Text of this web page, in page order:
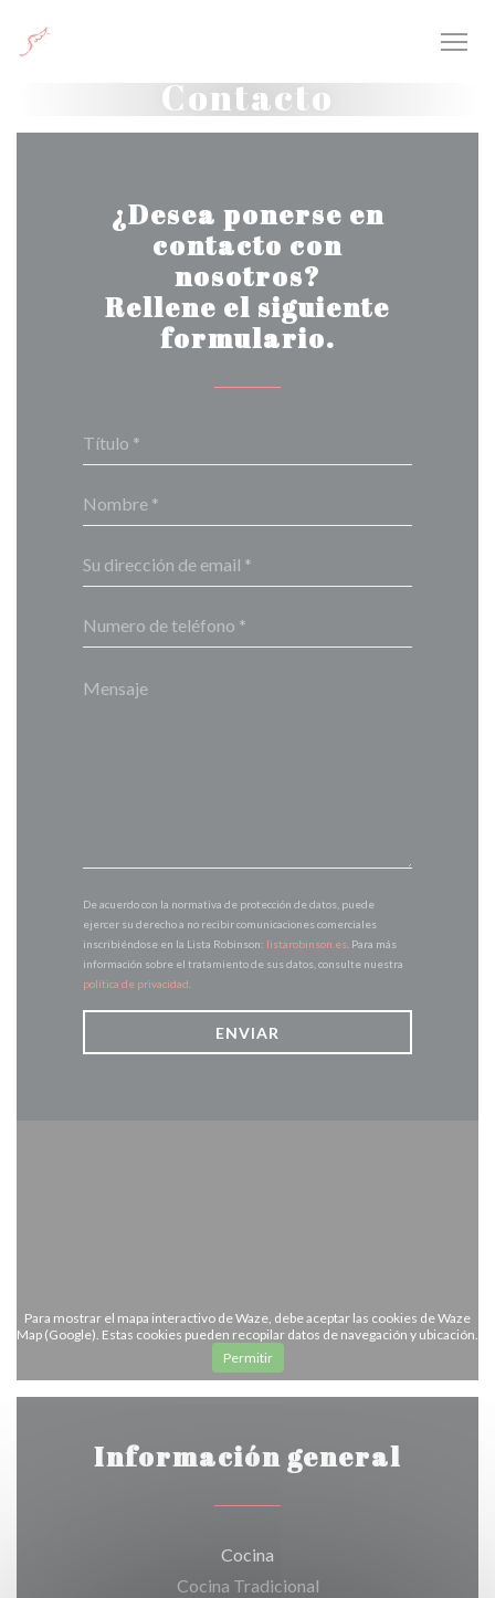
Contacto
¿Desea ponerse en
contacto con
nosotros?
Rellene el siguiente
formulario.
De acuerdo con la normativa de protección de datos, puede
ejercer su derecho a no recibir comunicaciones comerciales
inscribiéndose en la Lista Robinson: listarobinson.es . Para más
información sobre el tratamiento de sus datos, consulte nuestra
política de privacidad
Para mostrar el mapa interactivo de Waze, debe aceptar las cookies de Waze
Map (Google). Estas cookies pueden recopilar datos de navegación y ubicación.
Permitir
Información general
Cocina
Cocina Tradicional